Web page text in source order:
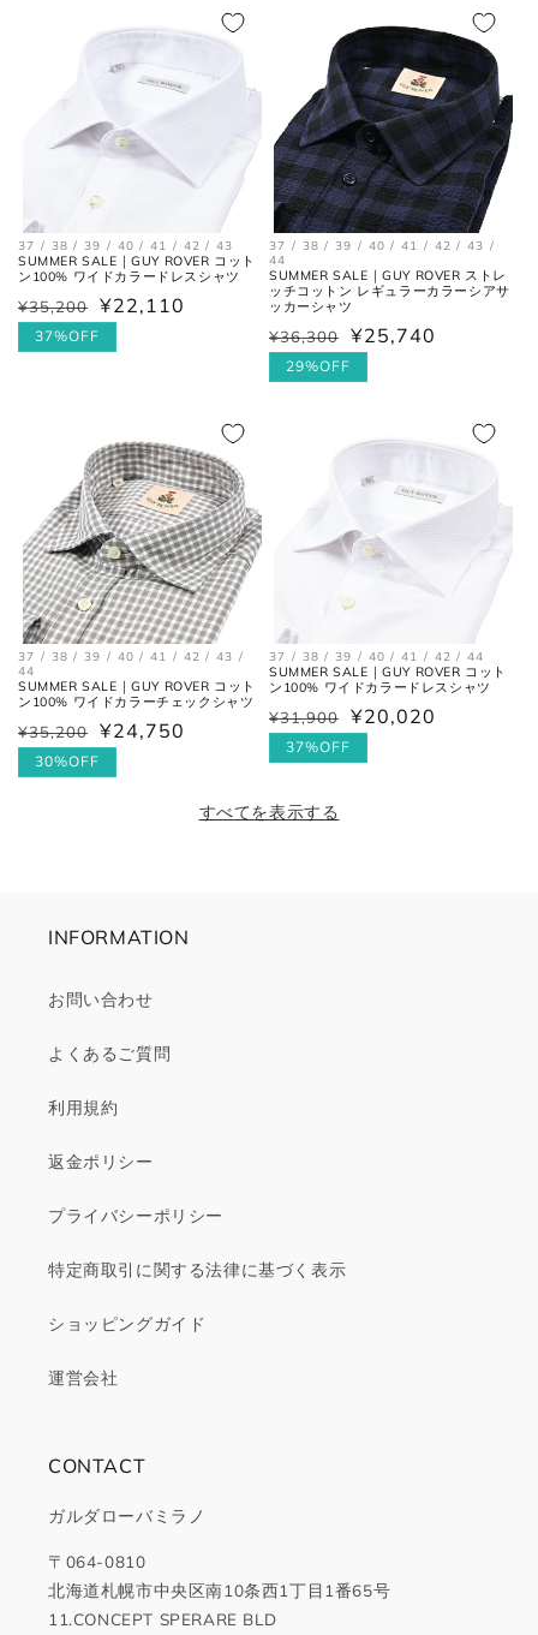
37 / 38 / 39 / 40 / 41 / 42 / 43
SUMMER SALE｜GUY ROVER コット
ン100% ワイドカラードレスシャツ
通
常
¥35,200
セ
ー
¥22,110
37%OFF
37 / 38 / 39 / 40 / 41 / 42 / 43 /
44
SUMMER SALE｜GUY ROVER ストレ
ッチコットン レギュラーカラーシアサ
ッカーシャツ
通
常
¥36,300
セ
ー
¥25,740
29%OFF
37 / 38 / 39 / 40 / 41 / 42 / 43 /
44
SUMMER SALE｜GUY ROVER コット
ン100% ワイドカラーチェックシャツ
通
常
¥35,200
セ
ー
¥24,750
30%OFF
37 / 38 / 39 / 40 / 41 / 42 / 44
SUMMER SALE｜GUY ROVER コット
ン100% ワイドカラードレスシャツ
通
常
格
¥31,900
セ
ー
価
¥20,020
37%OFF
すべてを表示する
INFORMATION
お問い合わせ
よくあるご質問
利用規約
返金ポリシー
プライバシーポリシー
特定商取引に関する法律に基づく表示
ショッピングガイド
運営会社
CONTACT
ガルダローバミラノ
〒064-0810
北海道札幌市中央区南10条西1丁目1番65号
11.CONCEPT SPERARE BLD